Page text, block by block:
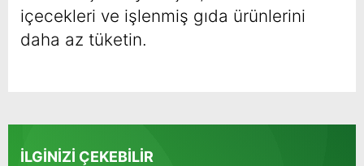
içecekleri ve işlenmiş gıda ürünlerini
daha az tüketin.
İLGİNİZİ ÇEKEBİLİR